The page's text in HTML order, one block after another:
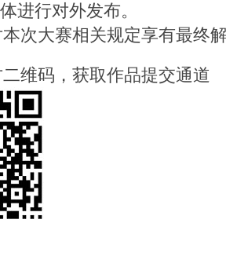
进行对外发布。
次大赛相关规定享有最终
维码，获取作品提交通道